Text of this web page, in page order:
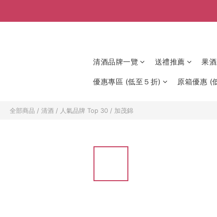
清酒品牌一覽 送禮推薦 果
優惠專區 (低至５折) 原箱優惠 (
全部商品 / 清酒 / 人氣品牌 Top 30 / 加茂錦